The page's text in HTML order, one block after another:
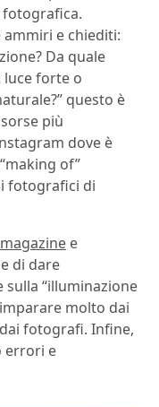
fotografica.
e chiediti:
Da quale
luce forte o
questo è
più
dove è
of”
fotografici di
e
di dare
sulla “illuminazione
molto dai
fotografi. Infine,
errori e